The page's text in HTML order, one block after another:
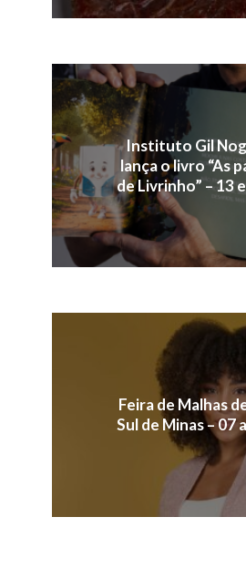
Instituto Gil
lança o livro “As
de Livrinho” – 13
Feira de Malhas
Sul de Minas – 07